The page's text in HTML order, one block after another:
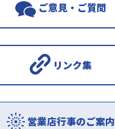
ご意見・ご質問
リンク集
営業店行事のご案内